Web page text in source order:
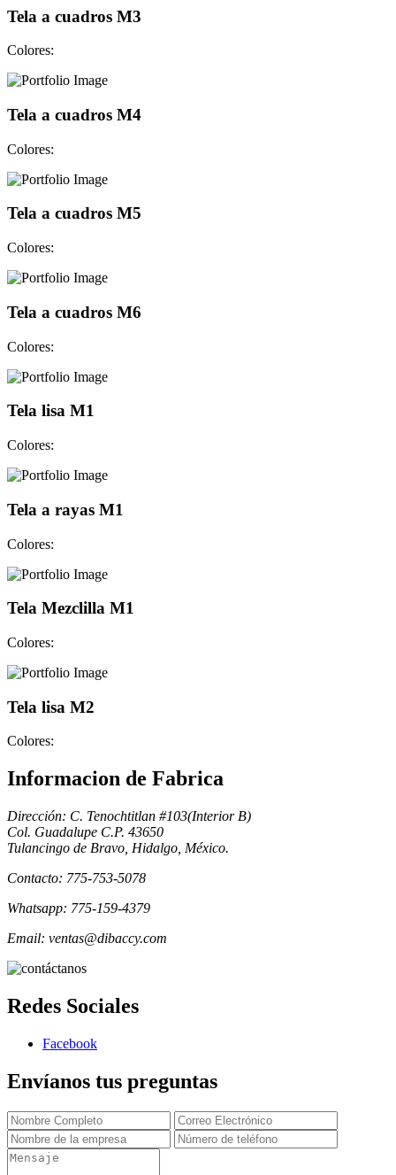
Tela a cuadros M3
Colores:
Tela a cuadros M4
Colores:
Tela a cuadros M5
Colores:
Tela a cuadros M6
Colores:
Tela lisa M1
Colores:
Tela a rayas M1
Colores:
Tela Mezclilla M1
Colores:
Tela lisa M2
Colores:
Informacion de Fabrica
Dirección: C. Tenochtitlan #103(Interior B)
Col. Guadalupe C.P. 43650
Tulancingo de Bravo, Hidalgo, México.
Contacto: 775-753-5078
Whatsapp: 775-159-4379
Email: ventas@dibaccy.com
Redes Sociales
Facebook
Envíanos tus preguntas